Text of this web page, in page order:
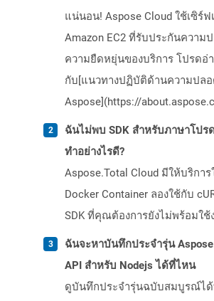
แน่นอน! Aspose Cloud ใช้เซิร์ฟ
Amazon EC2 ที่รับประกันความ
ความยืดหยุ่นของบริการ โปรดอ่
กับ[แนวทางปฏิบัติด้านความปล
Aspose](https://
ฉันไม่พบ SDK สำหรับภาษาโปร
ทำอย่างไรดี?
Aspose.Total Cloud มีให้บริกา
Docker Container ลองใช้กับ
SDK ที่คุณต้องการยังไม่พร้อมใช้
ฉันจะหาบันทึกประจำรุ่น
API สำหรับ Nodejs ได้ที่ไหน
ดูบันทึกประจำรุ่นฉบับสมบูรณ์ไ